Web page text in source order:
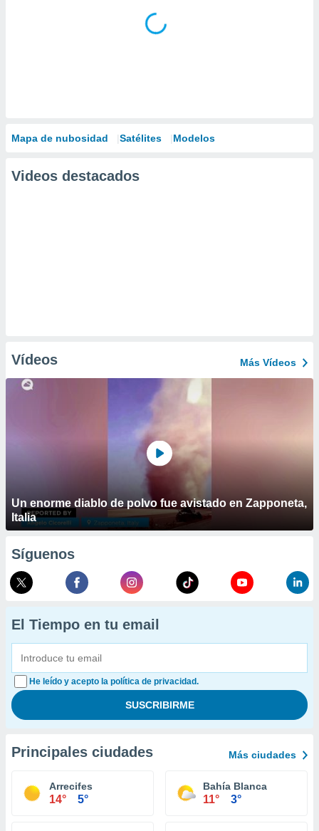
Mapa de nubosidad Satélites Modelos
Videos destacados
Vídeos Más Vídeos
Un enorme diablo de polvo fue avistado en Zapponeta,
Italia
Síguenos
El Tiempo en tu email
He leído y acepto la política de privacidad.
Principales ciudades Más ciudades
Arrecifes
14° 5°
Bahía Blanca
11° 3°